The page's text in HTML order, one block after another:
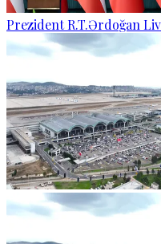
Prezident R.T.Ərdoğan